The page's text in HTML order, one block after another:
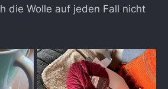
die Wolle auf jeden Fall nicht